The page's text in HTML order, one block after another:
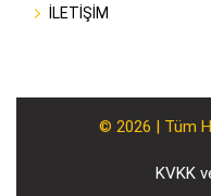
İLETİŞİM
© 2026 | Tüm
KVKK